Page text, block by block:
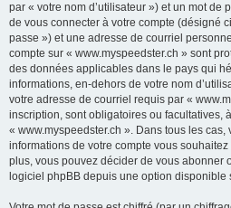
par « votre nom d’utilisateur ») et un mot de
de vous connecter à votre compte (désigné
passe ») et une adresse de courriel
compte sur « www.myspeedster.ch » sont
des données applicables dans le pays qui
informations, en-dehors de votre nom
votre adresse de courriel requis par «
inscription, sont obligatoires ou facultatives,
« www.myspeedster.ch ». Dans tous les
informations de votre compte vous
plus, vous pouvez décider de vous abonner
logiciel phpBB depuis une option disponible